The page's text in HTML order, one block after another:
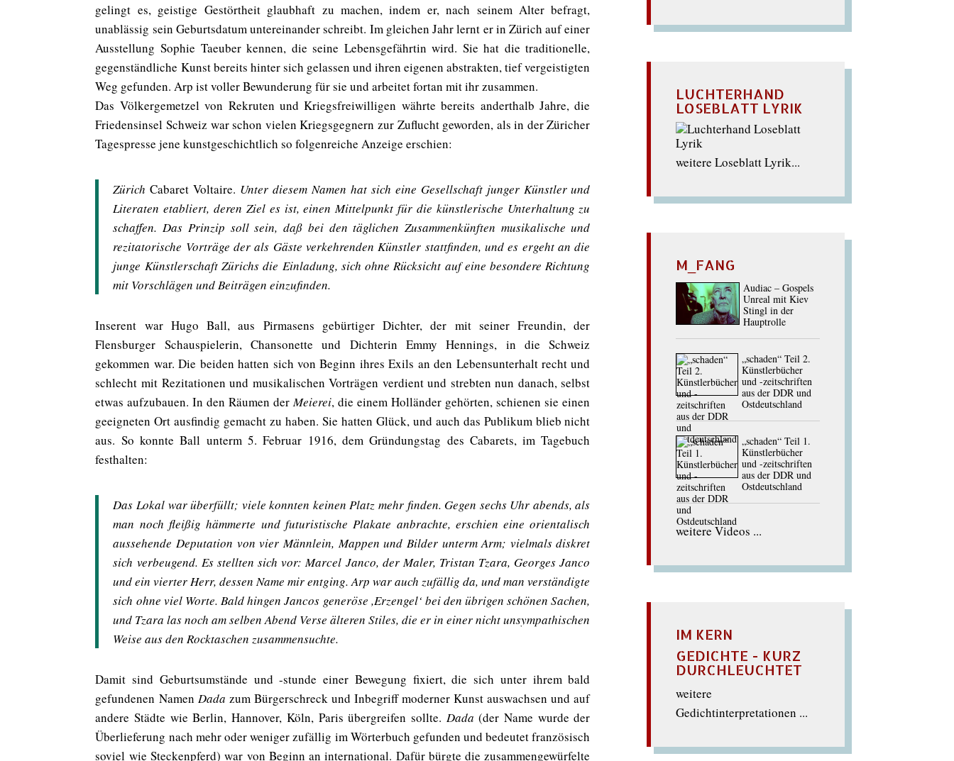
gelingt es, geistige Gestörtheit glaubhaft zu machen, indem er, nach seinem Alter befragt,
unablässig sein Geburtsdatum untereinander schreibt. Im gleichen Jahr lernt er in Zürich auf einer
Ausstellung Sophie Taeuber kennen, die seine Lebensgefährtin wird. Sie hat die traditionelle,
gegenständliche Kunst bereits hinter sich gelassen und ihren eigenen abstrakten, tief vergeistigten
Weg gefunden. Arp ist voller Bewunderung für sie und arbeitet fortan mit ihr zusammen.
Das Völkergemetzel von Rekruten und Kriegsfreiwilligen währte bereits anderthalb Jahre, die
Friedensinsel Schweiz war schon vielen Kriegsgegnern zur Zuflucht geworden, als in der Züricher
Tagespresse jene kunstgeschichtlich so folgenreiche Anzeige erschien:
ZürichCabaret Voltaire. Unter diesem Namen hat sich eine Gesellschaft junger Künstler und
Literaten etabliert, deren Ziel es ist, einen Mittelpunkt für die künstlerische Unterhaltung zu
schaffen. Das Prinzip soll sein, daß bei den täglichen Zusammenkünften musikalische und
rezitatorische Vorträge der als Gäste verkehrenden Künstler stattfinden, und es ergeht an die
junge Künstlerschaft Zürichs die Einladung, sich ohne Rücksicht auf eine besondere Richtung
mit Vorschlägen und Beiträgen einzufinden.
Inserent war Hugo Ball, aus Pirmasens gebürtiger Dichter, der mit seiner Freundin, der
Flensburger Schauspielerin, Chansonette und Dichterin Emmy Hennings, in die Schweiz
gekommen war. Die beiden hatten sich von Beginn ihres Exils an den Lebensunterhalt recht und
schlecht mit Rezitationen und musikalischen Vorträgen verdient und strebten nun danach, selbst
etwas aufzubauen. In den Räumen derMeierei, die einem Holländer gehörten, schienen sie einen
geeigneten Ort ausfindig gemacht zu haben. Sie hatten Glück, und auch das Publikum blieb nicht
aus. So konnte Ball unterm 5. Februar 1916, dem Gründungstag des Cabarets, im Tagebuch
festhalten:
Das Lokal war überfüllt; viele konnten keinen Platz mehr finden. Gegen sechs Uhr abends, als
man noch fleißig hämmerte und futuristische Plakate anbrachte, erschien eine orientalisch
aussehende Deputation von vier Männlein, Mappen und Bilder unterm Arm; vielmals diskret
sich verbeugend. Es stellten sich vor: Marcel Janco, der Maler, Tristan Tzara, Georges Janco
und ein vierter Herr, dessen Name mir entging. Arp war auch zufällig da, und man verständigte
sich ohne viel Worte. Bald hingen Jancos generöse ,Erzengel‘ bei den übrigen schönen Sachen,
und Tzara las noch am selben Abend Verse älteren Stiles, die er in einer nicht unsympathischen
Weise aus den Rocktaschen zusammensuchte.
Damit sind Geburtsumstände und -stunde einer Bewegung fixiert, die sich unter ihrem bald
gefundenen Namen Dada zum Bürgerschreck und Inbegriff moderner Kunst auswachsen und auf
andere Städte wie Berlin, Hannover, Köln, Paris übergreifen sollte. Dada (der Name wurde der
Überlieferung nach mehr oder weniger zufällig im Wörterbuch gefunden und bedeutet französisch
soviel wie Steckenpferd) war von Beginn an international. Dafür bürgte die zusammengewürfelte
LUCHTERHAND
LOSEBLATT LYRIK
weitere Loseblatt Lyrik...
M_FANG
Audiac – Gospels
Unreal mit Kiev
Stingl in der
Hauptrolle
„schaden“ Teil 2.
Künstlerbücher
und -zeitschriften
aus der DDR und
Ostdeutschland
„schaden“ Teil 1.
Künstlerbücher
und -zeitschriften
aus der DDR und
Ostdeutschland
weitere Videos ...
IM KERN
GEDICHTE - KURZ
DURCHLEUCHTET
weitere
Gedichtinterpretationen ...